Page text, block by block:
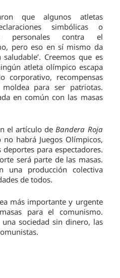
que algunos atletas
simbólicas o
personales contra el
pero eso en sí mismo da
Creemos que es
atleta olímpico escapa
corporativo, recompensas
para ser patriotas.
en común con las masas
el artículo de Bandera Roja
habrá Juegos Olímpicos,
para espectadores.
será parte de las masas.
una producción colectiva
de todos.
más importante y urgente
para el comunismo.
sociedad sin dinero, las